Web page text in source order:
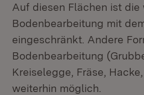
Auf diesen Flächen ist die
Bodenbearbeitung mit
eingeschränkt. Andere
Bodenbearbeitung
Kreiselegge, Fräse,
weiterhin möglich.